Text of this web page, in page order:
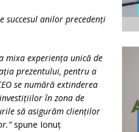
succesul anilor precedenţi
mixa experiența unică de
prezentului, pentru a
se numără extinderea
în zona de
să asigurăm clienţilor
spune Ionuț